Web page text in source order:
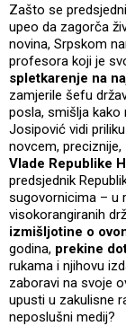
Zašto se
upeo da zagorča
novina, Srpskom
profesora koji je
spletkarenje na
zamjerile šefu
posla, smišlja
Josipović vidi
novcem, preciznije,
Vlade Republike
predsjednik
sugovornicima – u
visokorangiranih
izmišljotine o
godina, prekine
rukama i njihovu
zaboravi na svoje
upusti u zakulisne
neposlušni medij?